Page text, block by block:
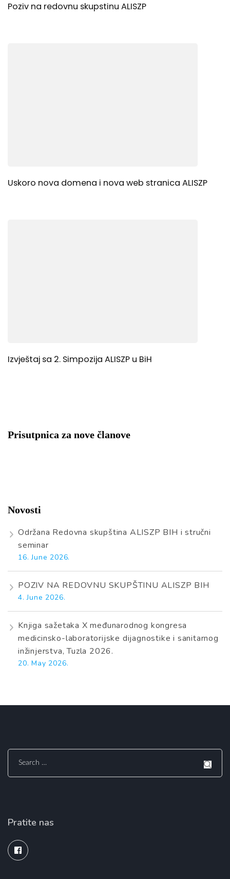
Poziv na redovnu skupstinu ALISZP
Uskoro nova domena i nova web stranica ALISZP
Izvještaj sa 2. Simpozija ALISZP u BiH
Prisutpnica za nove članove
Novosti
Održana Redovna skupština ALISZP BIH i stručni
seminar
16. June 2026.
POZIV NA REDOVNU SKUPŠTINU ALISZP BIH
4. June 2026.
Knjiga sažetaka X međunarodnog kongresa
medicinsko-laboratorijske dijagnostike i sanitarnog
inžinjerstva, Tuzla 2026.
20. May 2026.
Search
for:
Pratite nas